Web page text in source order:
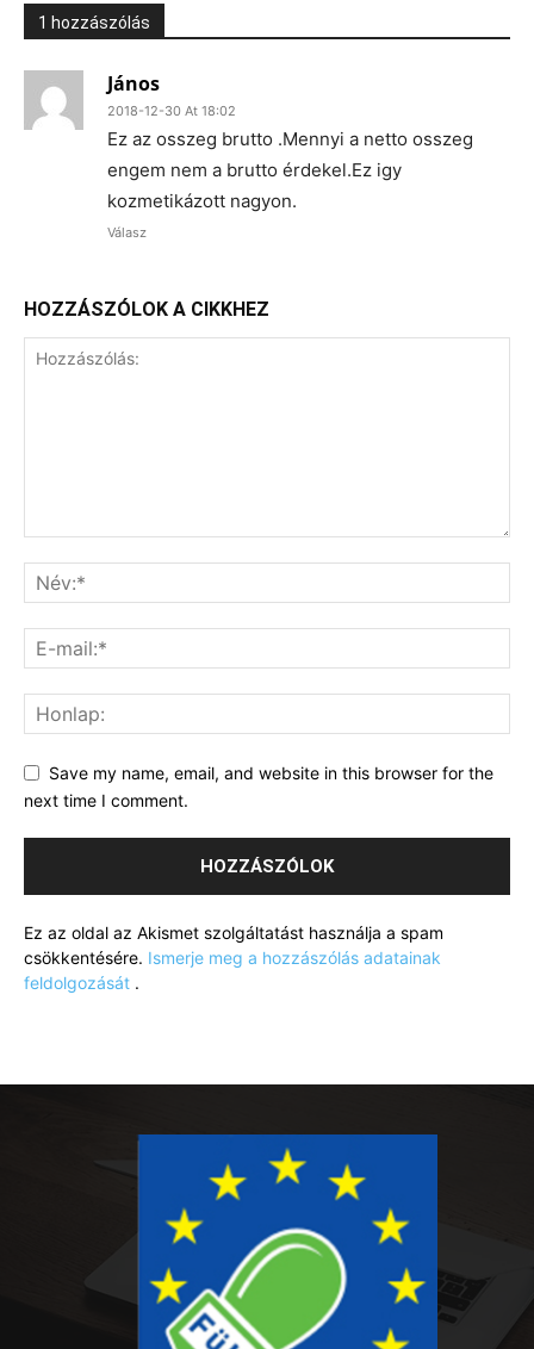
1 hozzászólás
János
2018-12-30 At 18:02
Ez az osszeg brutto .Mennyi a netto osszeg
engem nem a brutto érdekel.Ez igy
kozmetikázott nagyon.
Válasz
HOZZÁSZÓLOK A CIKKHEZ
Save my name, email, and website in this browser for the
next time I comment.
Ez az oldal az Akismet szolgáltatást használja a spam
csökkentésére. Ismerje meg a hozzászólás adatainak
feldolgozását .